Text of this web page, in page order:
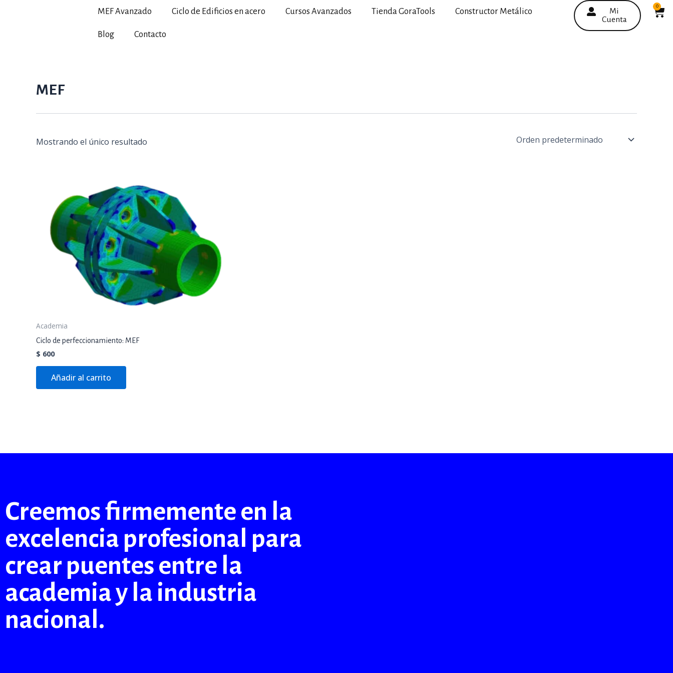
MEF Avanzado Ciclo de Edificios en acero Cursos Avanzados Tienda GoraTools Constructor Metálico
Blog Contacto
Mi
Cuenta
0
MEF
Mostrando el único resultado
Academia
Ciclo de perfeccionamiento: MEF
$ 600
Añadir al carrito
Creemos firmemente en la
excelencia profesional para
crear puentes entre la
academia y la industria
nacional.